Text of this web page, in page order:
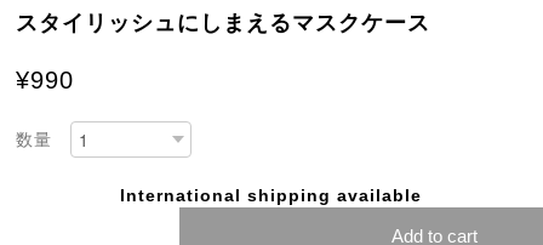
スタイリッシュにしまえるマスクケース
¥990
数量
International shipping available
Add to cart